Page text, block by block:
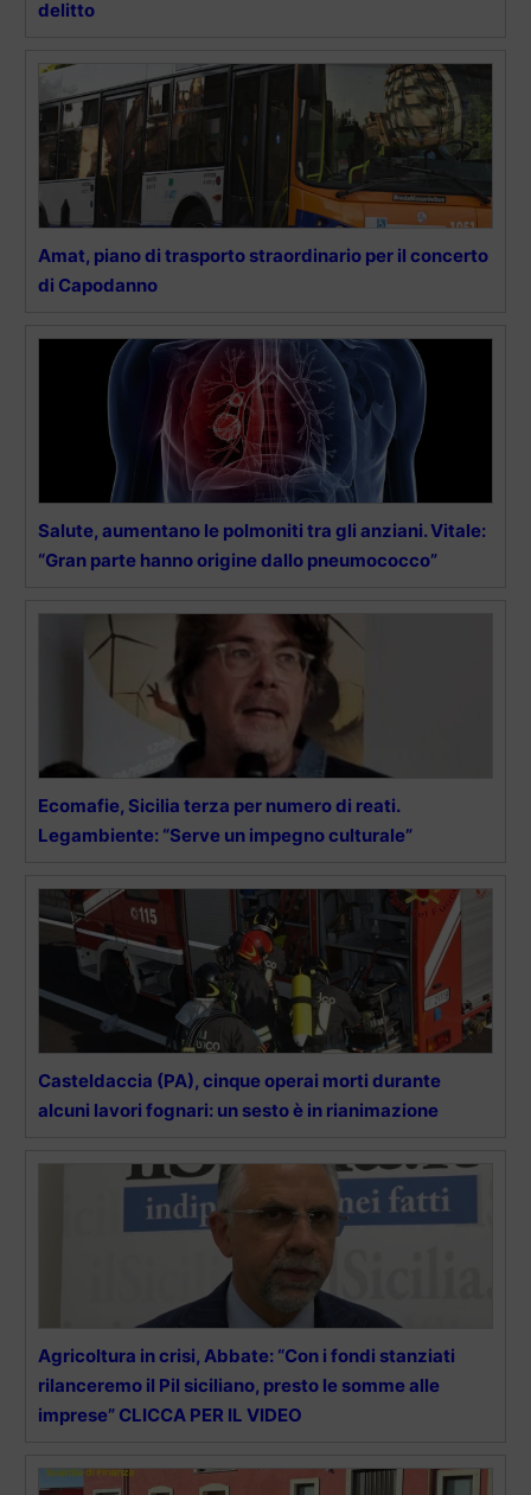
delitto
Amat, piano di trasporto straordinario per il concerto
di Capodanno
Salute, aumentano le polmoniti tra gli anziani. Vitale:
“Gran parte hanno origine dallo pneumococco”
Ecomafie, Sicilia terza per numero di reati.
Legambiente: “Serve un impegno culturale”
Casteldaccia (PA), cinque operai morti durante
alcuni lavori fognari: un sesto è in rianimazione
Agricoltura in crisi, Abbate: “Con i fondi stanziati
rilanceremo il Pil siciliano, presto le somme alle
imprese” CLICCA PER IL VIDEO